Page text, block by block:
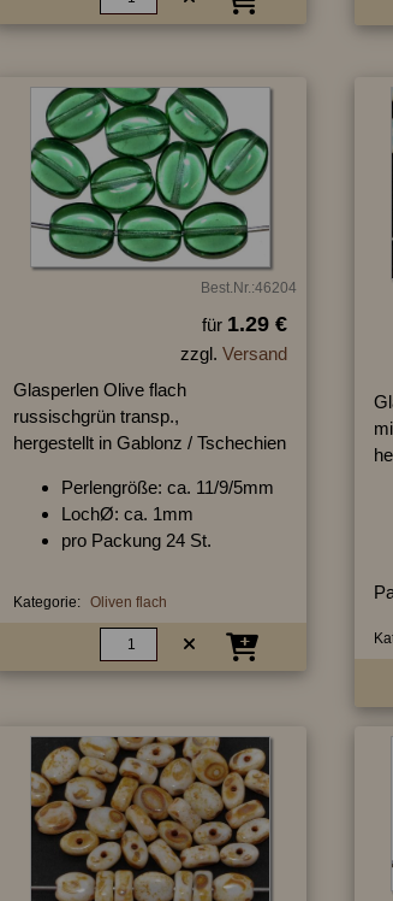
Best.Nr.:46204
für 1.29 €
zzgl. Versand
Glasperlen Olive flach
russischgrün transp.,
hergestellt in Gablonz / Tschechien
Perlengröße: ca. 11/9/5mm
LochØ: ca. 1mm
pro Packung 24 St.
Kategorie: Oliven flach